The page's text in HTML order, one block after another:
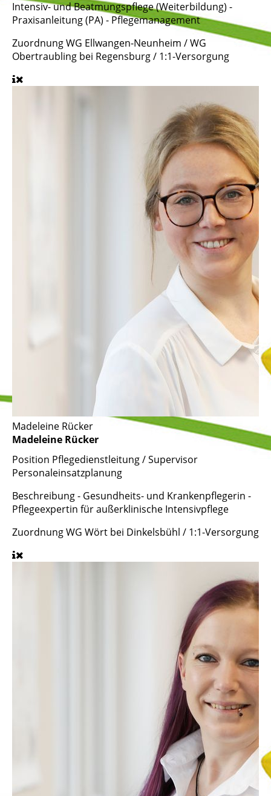
Intensiv- und Beatmungspflege (Weiterbildung) -
Praxisanleitung (PA) - Pflegemanagement
ZuordnungWG Ellwangen-Neunheim / WG
Obertraubling bei Regensburg / 1:1-Versorgung
Madeleine Rücker
Madeleine Rücker
Position Pflegedienstleitung / Supervisor
Personaleinsatzplanung
Beschreibung- Gesundheits- und Krankenpflegerin -
Pflegeexpertin für außerklinische Intensivpflege
ZuordnungWG Wört bei Dinkelsbühl / 1:1-Versorgung